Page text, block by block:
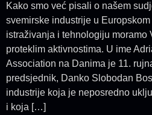
Kako smo već pisali o našem
svemirske industrije u
istraživanja i tehnologiju moramo
proteklim aktivnostima. U ime
Association na Danima je 11.
predsjednik, Danko Slobodan
industrije koja je neposredno
i koja […]